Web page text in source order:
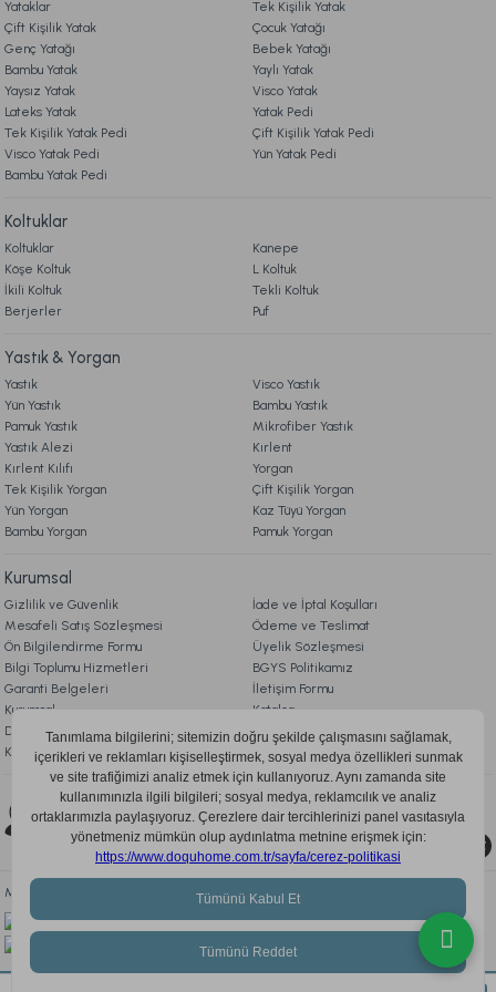
9. YATAK & KOLTUK SİPARİŞ VE İADE İŞLEMLERİ
Akdeniz Verona Ayak Havlusu 50 x 80 cm - Bej
699,00 TL
1.299,00 TL
Akdeniz Verona Banyo Havlusu 90 x 150 cm - Indigo
1.299,00 TL
Akdeniz Verona Banyo Havlusu 90 x 150 cm - Yesil
1.299,00 TL
Ücretsiz Kargo
Rosabelle Linenza Ayak Havlusu 50 x 80 cm
849,00 TL
Ücretsiz Kargo
Rosabelle Linenza Banyo Aile Seti S/M-L/XL
11.999,00 TL
Ücretsiz Kargo
Yataklar
Tek Kişilik Yatak
Çift Kişilik Yatak
Çocuk Yatağı
Genç Yatağı
Bebek Yatağı
Bambu Yatak
Yaylı Yatak
Yaysız Yatak
Visco Yatak
Lateks Yatak
Yatak Pedi
Tek Kişilik Yatak Pedi
Çift Kişilik Yatak Pedi
Visco Yatak Pedi
Yün Yatak Pedi
Bambu Yatak Pedi
Koltuklar
Koltuklar
Kanepe
Köşe Koltuk
L Koltuk
İkili Koltuk
Tekli Koltuk
Berjerler
Puf
Yastık & Yorgan
Yastık
Visco Yastık
Yün Yastık
Bambu Yastık
Pamuk Yastık
Mikrofiber Yastık
Yastık Alezi
Kırlent
Kırlent Kılıfı
Yorgan
Tek Kişilik Yorgan
Çift Kişilik Yorgan
Yün Yorgan
Kaz Tüyü Yorgan
Bambu Yorgan
Pamuk Yorgan
Kurumsal
Gizlilik ve Güvenlik
İade ve İptal Koşulları
Mesafeli Satış Sözleşmesi
Ödeme ve Teslimat
Ön Bilgilendirme Formu
Üyelik Sözleşmesi
Bilgi Toplumu Hizmetleri
BGYS Politikamız
Garanti Belgeleri
İletişim Formu
Kurumsal
Katalog
Doqu Blog
Çerez Politikası
KVKK Aydınlatma Metni
Bizi Takip Edin
0850 205 03 35
Mobil Uygulamayı İndir, Fırsatları Kaçırma!